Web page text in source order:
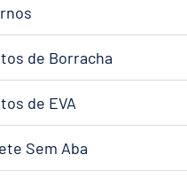
de Borracha
de EVA
Sem Aba